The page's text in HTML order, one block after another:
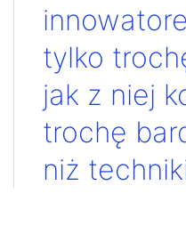
tylko
jak z niej
trochę
niż